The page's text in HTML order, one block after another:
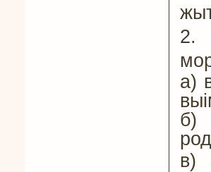
2.
а)
б)
в)